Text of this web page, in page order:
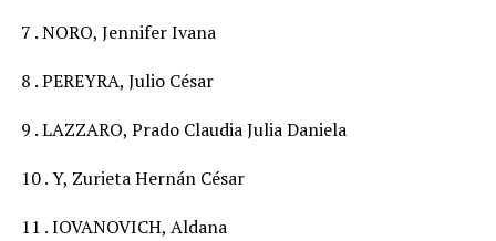
7 . NORO, Jennifer Ivana
8 . PEREYRA, Julio César
9 . LAZZARO, Prado Claudia Julia Daniela
10 . Y, Zurieta Hernán César
11 . IOVANOVICH, Aldana